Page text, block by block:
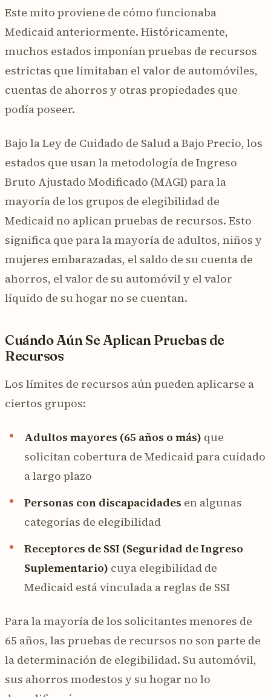
Este mito proviene de cómo funcionaba
Medicaid anteriormente. Históricamente,
muchos estados imponían pruebas de recursos
estrictas que limitaban el valor de automóviles,
cuentas de ahorros y otras propiedades que
podía poseer.
Bajo la Ley de Cuidado de Salud a Bajo Precio, los
estados que usan la metodología de Ingreso
Bruto Ajustado Modificado (MAGI) para la
mayoría de los grupos de elegibilidad de
Medicaid no aplican pruebas de recursos. Esto
significa que para la mayoría de adultos, niños y
mujeres embarazadas, el saldo de su cuenta de
ahorros, el valor de su automóvil y el valor
líquido de su hogar no se cuentan.
Cuándo Aún Se Aplican Pruebas de
Recursos
Los límites de recursos aún pueden aplicarse a
ciertos grupos:
Adultos mayores (65 años o más) que
solicitan cobertura de Medicaid para cuidado
a largo plazo
Personas con discapacidades en algunas
categorías de elegibilidad
Receptores de SSI (Seguridad de Ingreso
Suplementario) cuya elegibilidad de
Medicaid está vinculada a reglas de SSI
Para la mayoría de los solicitantes menores de
65 años, las pruebas de recursos no son parte de
la determinación de elegibilidad. Su automóvil,
sus ahorros modestos y su hogar no lo